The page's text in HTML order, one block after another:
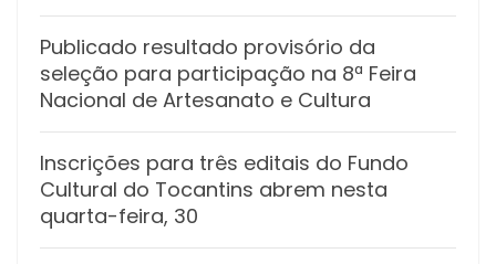
Publicado resultado provisório da
seleção para participação na 8ª Feira
Nacional de Artesanato e Cultura
Inscrições para três editais do Fundo
Cultural do Tocantins abrem nesta
quarta-feira, 30